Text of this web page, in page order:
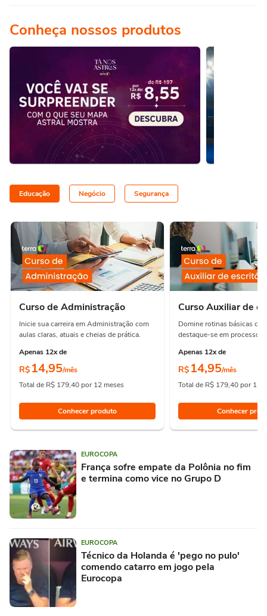
Conheça nossos produtos
Educação Negócio Segurança
Curso de Administração
Inicie sua carreira em Administração com
aulas claras, atuais e cheias de prática.
Apenas 12x de
R$ 14,95/mês
Total de R$ 179,40 por 12 meses
Conhecer produto
Curso Auxiliar de
Domine rotinas básicas de
destaque-se em processos
Apenas 12x de
R$ 14,95/mês
Total de R$ 179,40 por 12
Conhecer
EUROCOPA
França sofre empate da Polônia no fim
e termina como vice no Grupo D
EUROCOPA
Técnico da Holanda é 'pego no pulo'
comendo catarro em jogo pela
Eurocopa